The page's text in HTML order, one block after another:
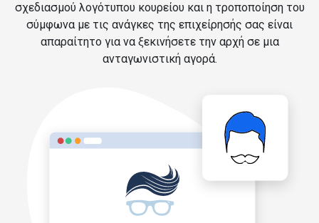
σχεδιασμού λογότυπου κουρείου και η τροποποίηση του
σύμφωνα με τις ανάγκες της επιχείρησής σας είναι
απαραίτητο για να ξεκινήσετε την αρχή σε μια
ανταγωνιστική αγορά.